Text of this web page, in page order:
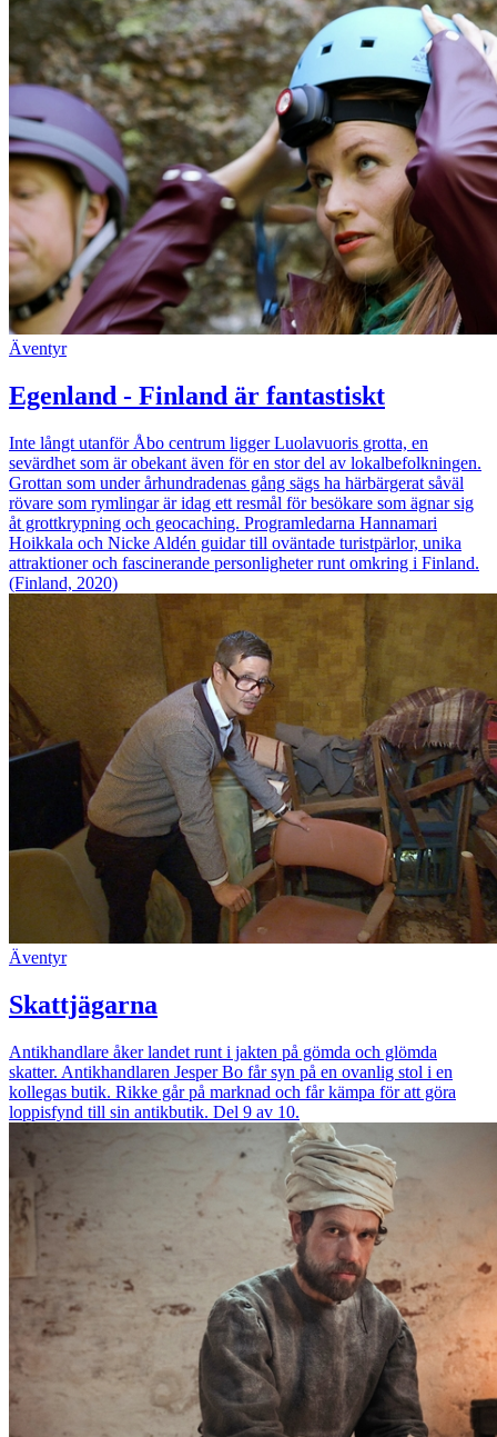
Äventyr
Egenland - Finland är fantastiskt
Inte långt utanför Åbo centrum ligger Luolavuoris grotta, en
sevärdhet som är obekant även för en stor del av lokalbefolkningen.
Grottan som under århundradenas gång sägs ha härbärgerat såväl
rövare som rymlingar är idag ett resmål för besökare som ägnar sig
åt grottkrypning och geocaching. Programledarna Hannamari
Hoikkala och Nicke Aldén guidar till oväntade turistpärlor, unika
attraktioner och fascinerande personligheter runt omkring i Finland.
(Finland, 2020)
Äventyr
Skattjägarna
Antikhandlare åker landet runt i jakten på gömda och glömda
skatter. Antikhandlaren Jesper Bo får syn på en ovanlig stol i en
kollegas butik. Rikke går på marknad och får kämpa för att göra
loppisfynd till sin antikbutik. Del 9 av 10.